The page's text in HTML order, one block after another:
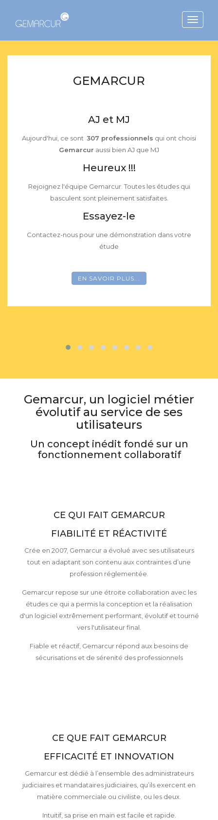
Toggle
GEMARCUR
AJ et MJ
Aujourd'hui, ce sont307 professionnelsqui ont choisi
Gemarcuraussi bien AJ que MJ
Heureux !!!
Rejoignez l'équipe Gemarcur. Toutes les études qui
basculent sont pleinement satisfaites.
Essayez-le
Contactez-nous pour une démonstration dans votre
étude
EN SAVOIR PLUS...
Gemarcur, un logiciel métier
évolutif au service de ses
utilisateurs
Un concept inédit fondé sur un
fonctionnement collaboratif
CE QUI FAIT GEMARCUR
FIABILITÉ ET RÉACTIVITÉ
Crée en 2007, Gemarcur a évolué avec ses utilisateurs
tout en adaptant son contenu aux contraintes d’une
profession réglementée.
Gemarcur repose sur une étroite collaboration avec les
études ce qui a permis la conception et la réalisation
d'un logiciel extrêmement performant, évolutif et tourné
vers l'utilisateur final.
Fiable et réactif, Gemarcur répond aux besoins de
sécurisations et de sérenité des professionnels
CE QUE FAIT GEMARCUR
EFFICACITÉ ET INNOVATION
Gemarcur est dédié à l’ensemble des administrateurs
judiciaires et mandataires judiciaires, qu’ils exercent en
matière commerciale ou civiliste, ou les deux.
Intuitif, sa prise en main est facile et rapide.